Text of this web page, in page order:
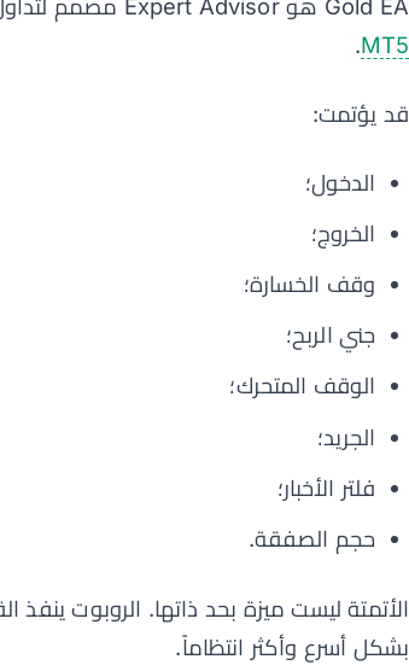
Gold EA هو Expert Advisor مصمم لتداول
MT5
.
قد يؤتمت:
الدخول؛
الخروج؛
وقف الخسارة؛
جني الربح؛
الوقف المتحرك؛
الجريد؛
فلتر الأخبار؛
حجم الصفقة.
الأتمتة ليست ميزة بحد ذاتها. الروبوت
بشكل أسرع وأكثر انتظاماً.